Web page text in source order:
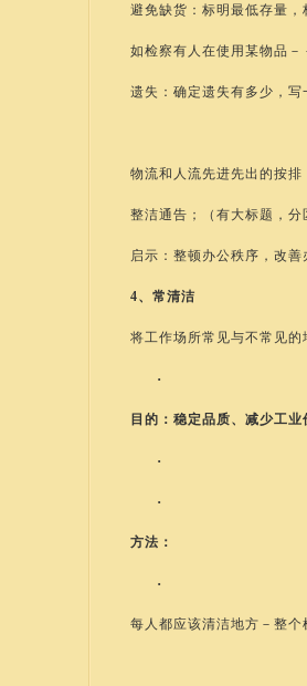
避免缺货：标明最低存量
如检察有人在使用某物品
遗失：确定遗失有多少，
物流和人流先进先出的按
整洁通告；（有大标题，
启示：整顿办公秩序，改
4、常清洁
将工作场所常见与不常见
·
目的：稳定品质、减少工业
·
·
方法：
·
每人都应该清洁地方－整